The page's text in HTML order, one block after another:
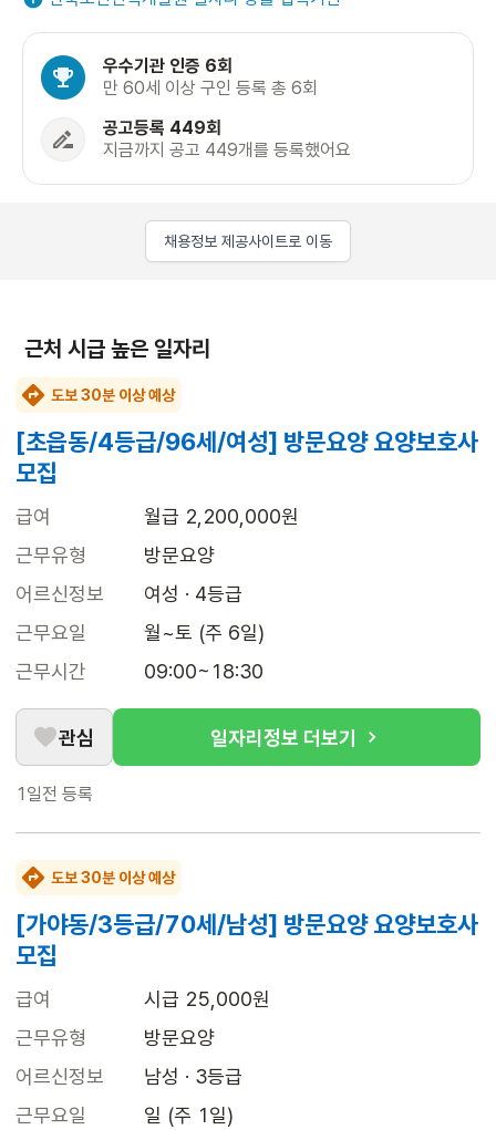
우수기관 인증 6회
만 60세 이상 구인 등록 총 6회
공고등록 449회
지금까지 공고 449개를 등록했어요
채용정보 제공사이트로 이동
근처 시급 높은 일자리
도보 30분 이상 예상
[초읍동/4등급/96세/여성] 방문요양 요양보호사
모집
급여
월급 2,200,000원
근무유형
방문요양
어르신정보
여성 · 4등급
근무요일
월~토 (주 6일)
근무시간
09:00~18:30
관심 일자리정보 더보기
1일전 등록
도보 30분 이상 예상
[가야동/3등급/70세/남성] 방문요양 요양보호사
모집
급여
시급 25,000원
근무유형
방문요양
어르신정보
남성 · 3등급
근무요일
일 (주 1일)